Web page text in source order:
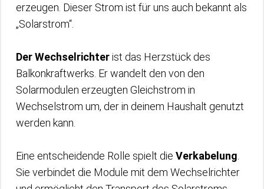
erzeugen. Dieser Strom ist für uns auch bekannt als
„Solarstrom“.
Der Wechselrichterist das Herzstück des
Balkonkraftwerks. Er wandelt den von den
Solarmodulen erzeugten Gleichstrom in
Wechselstrom um, der in deinem Haushalt genutzt
werden kann.
Eine entscheidende Rolle spielt die Verkabelung
Sie verbindet die Module mit dem Wechselrichter